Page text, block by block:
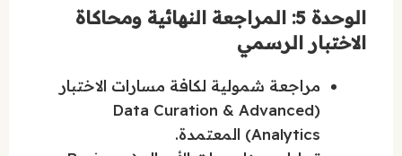
الوحدة 5: المراجعة النهائية ومحاكاة
الاختبار الرسمي
مراجعة شمولية لكافة مسارات الاختبار
(Data Curation & Advanced
Analytics) المعتمدة.